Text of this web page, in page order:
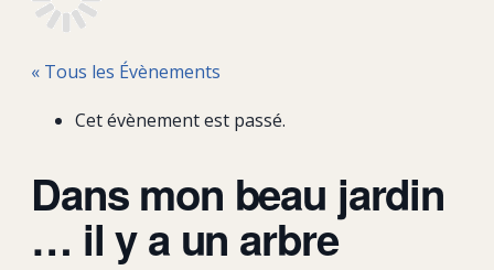
« Tous les Évènements
Cet évènement est passé.
Dans mon beau jardin
… il y a un arbre